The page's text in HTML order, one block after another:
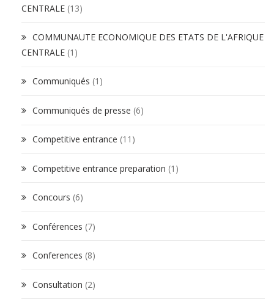
CENTRALE (13)
COMMUNAUTE ECONOMIQUE DES ETATS DE L'AFRIQUE
CENTRALE (1)
Communiqués (1)
Communiqués de presse (6)
Competitive entrance (11)
Competitive entrance preparation (1)
Concours (6)
Conférences (7)
Conferences (8)
Consultation (2)